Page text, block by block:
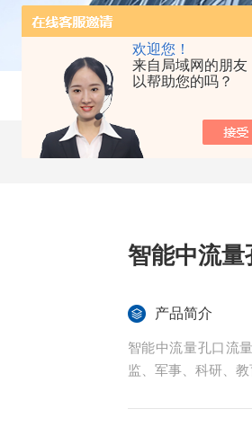
欢迎您！
来自局域网的朋友
以帮助您的吗？
当前位置：
智能中流
产品简介
智能中流量孔口流
监、军事、科研、